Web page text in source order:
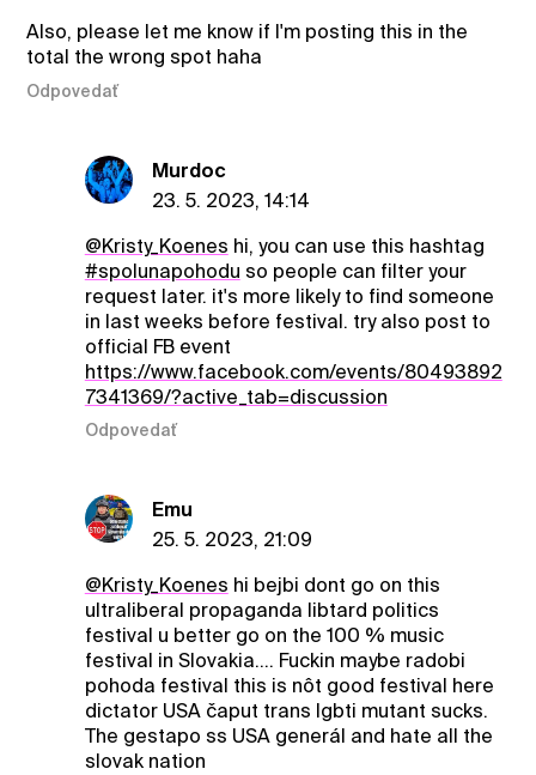
Also, please let me know if I'm posting this in the
total the wrong spot haha
Odpovedať
Murdoc
23. 5. 2023, 14:14
@Kristy_Koenes hi, you can use this hashtag
#spolunapohodu so people can filter your
request later. it's more likely to find someone
in last weeks before festival. try also post to
official FB event
https://www.facebook.com/events/80493892
7341369/?active_tab=discussion
Odpovedať
Emu
25. 5. 2023, 21:09
@Kristy_Koenes hi bejbi dont go on this
ultraliberal propaganda libtard politics
festival u better go on the 100 % music
festival in Slovakia.... Fuckin maybe radobi
pohoda festival this is nôt good festival here
dictator USA čaput trans lgbti mutant sucks.
The gestapo ss USA generál and hate all the
slovak nation